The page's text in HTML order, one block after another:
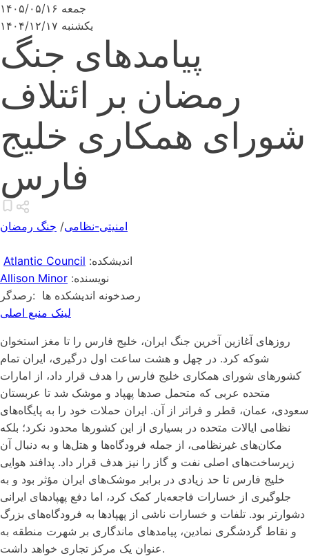
جمعه ۱۴۰۵/۰۵/۱۶
یکشنبه ۱۴۰۴/۱۲/۱۷
پیامدهای جنگ
رمضان بر ائتلاف
شورای همکاری خلیج
فارس
امنیتی-نظامی/ جنگ رمضان
Atlantic Council :اندیشکده
Allison Minor :نویسنده
رصدخونه اندیشکده ها :رصدگر
لینک منبع اصلی
روزهای آغازین آخرین جنگ ایران، خلیج فارس را تا مغز استخوان
شوکه کرد. در چهل و هشت ساعت اول درگیری، ایران تمام
کشورهای شورای همکاری خلیج فارس را هدف قرار داد، از امارات
متحده عربی که متحمل صدها پهپاد و موشک شد تا عربستان
سعودی، عمان، قطر و فراتر از آن. ایران حملات خود را به پایگاه‌های
نظامی ایالات متحده در بسیاری از این کشورها محدود نکرد؛ بلکه
مکان‌های غیرنظامی، از جمله فرودگاه‌ها و هتل‌ها و به دنبال آن
زیرساخت‌های اصلی نفت و گاز را نیز هدف قرار داد. پدافند هوایی
خلیج فارس تا حد زیادی در برابر موشک‌های ایران مؤثر بود و به
جلوگیری از خسارات فاجعه‌بار کمک کرد، اما دفع پهپادهای ایرانی
دشوارتر بود. تلفات و خسارات ناشی از پهپادها به فرودگاه‌های بزرگ
و نقاط گردشگری نمادین، پیامدهای ماندگاری بر شهرت منطقه به
عنوان یک مرکز تجاری خواهد داشت.